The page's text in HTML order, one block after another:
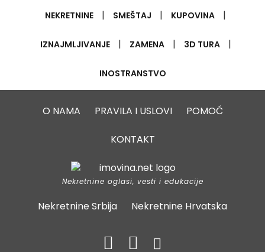
NEKRETNINE | SMEŠTAJ | KUPOVINA |
IZNAJMLJIVANJE | ZAMENA | 3D TURA |
INOSTRANSTVO
O NAMA PRAVILA I USLOVI POMOĆ
KONTAKT
Nekretnine oglasi, vesti i edukacije
Nekretnine Srbija Nekretnine Hrvatska